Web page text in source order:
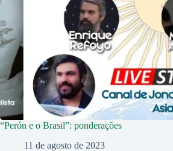
“Perón e o Brasil”: ponderações
11 de agosto de 2023